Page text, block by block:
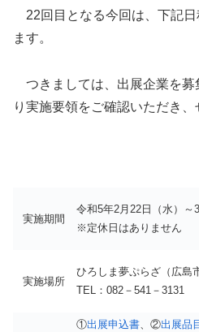
22回目となる今回は、下記日
ます。
つきましては、出展企業を募
り実施要領をご確認いただき、
実施期間
令和5年2月22日（水）
※定休日はありません
実施場所
ひろしま夢ぷらざ（広島
TEL：082－541－3131
①出展申込書、②出展品